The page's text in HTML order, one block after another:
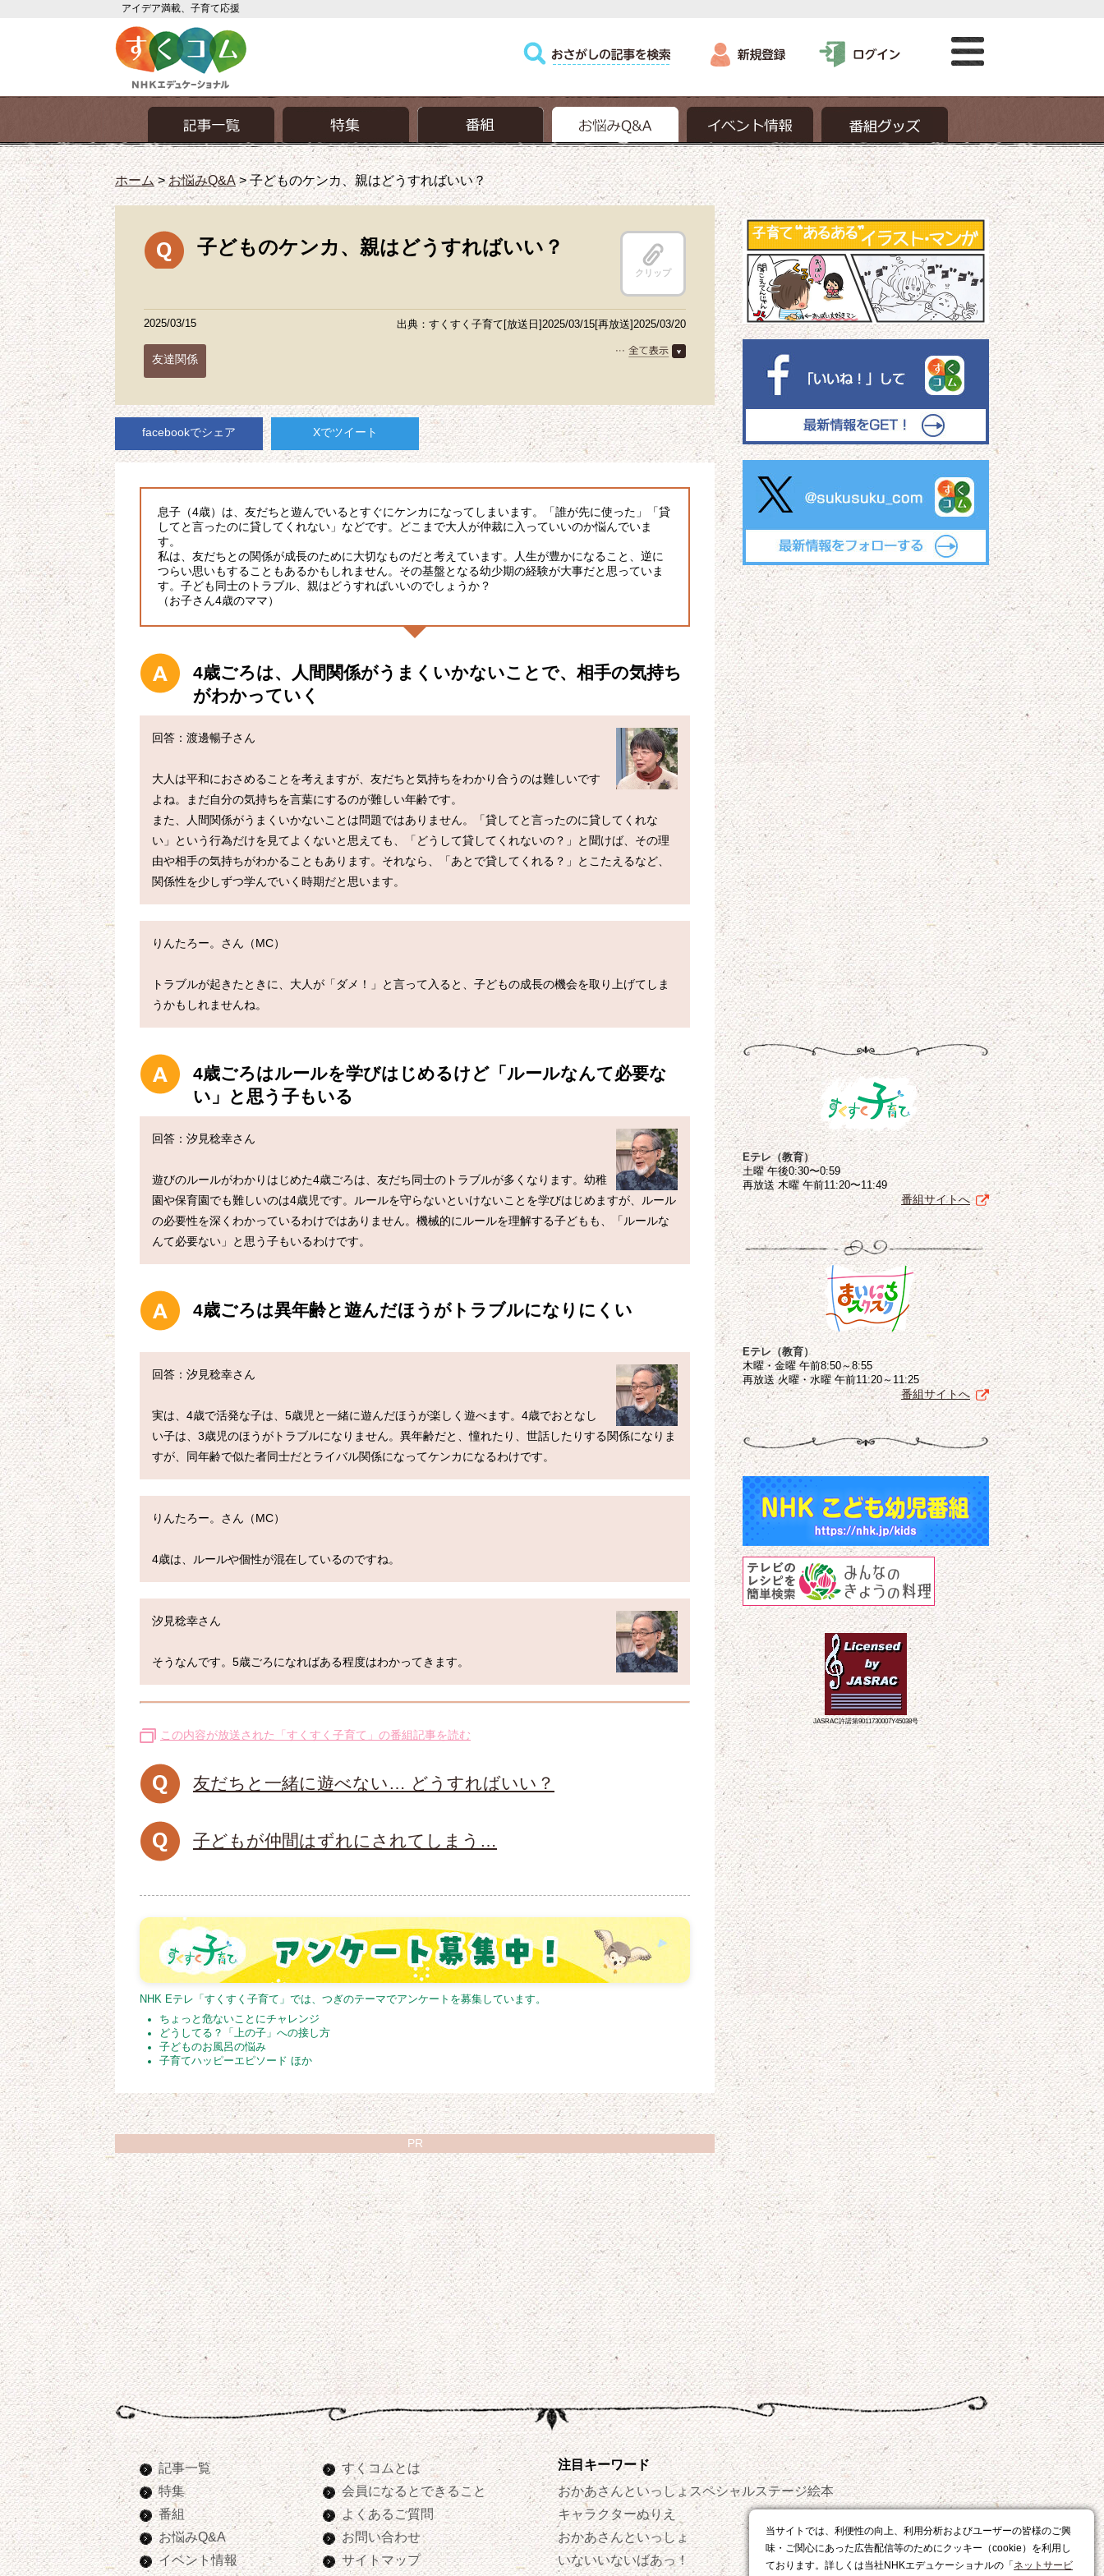
アイデア満載、子育て応援
当サイトでは、利便性の向上、利用分析およびユーザーの皆様のご興
味・ご関心にあった広告配信等のためにクッキー（cookie）を利用し
ております。詳しくは当社NHKエデュケーショナルの「 ネットサービ
ホーム>お悩みQ&A>子どものケンカ、親はどうすればいい？
子どものケンカ、親はどうすればいい？
クリップ
2025/03/15 出典：すくすく子育て[放送日]2025/03/15[再放送]2025/03/20
友達関係
facebookでシェア Xでツイート
息子（4歳）は、友だちと遊んでいるとすぐにケンカになってしまいます。「誰が先に使った」「貸
してと言ったのに貸してくれない」などです。どこまで大人が仲裁に入っていいのか悩んでいま
す。
私は、友だちとの関係が成長のために大切なものだと考えています。人生が豊かになること、逆に
つらい思いもすることもあるかもしれません。その基盤となる幼少期の経験が大事だと思っていま
す。子ども同士のトラブル、親はどうすればいいのでしょうか？
（お子さん4歳のママ）
4歳ごろは、人間関係がうまくいかないことで、相手の気持ち
がわかっていく
回答：渡邊暢子さん
大人は平和におさめることを考えますが、友だちと気持ちをわかり合うのは難しいです
よね。まだ自分の気持ちを言葉にするのが難しい年齢です。
また、人間関係がうまくいかないことは問題ではありません。「貸してと言ったのに貸してくれな
い」という行為だけを見てよくないと思えても、「どうして貸してくれないの？」と聞けば、その理
由や相手の気持ちがわかることもあります。それなら、「あとで貸してくれる？」とこたえるなど、
りんたろー。さん（MC）
トラブルが起きたときに、大人が「ダメ！」と言って入ると、子どもの成長の機会を取り上げてしま
4歳ごろはルールを学びはじめるけど「ルールなんて必要な
い」と思う子もいる
回答：汐見稔幸さん
遊びのルールがわかりはじめた4歳ごろは、友だち同士のトラブルが多くなります。幼稚
園や保育園でも難しいのは4歳児です。ルールを守らないといけないことを学びはじめますが、ルール
の必要性を深くわかっているわけではありません。機械的にルールを理解する子どもも、「ルールな
4歳ごろは異年齢と遊んだほうがトラブルになりにくい
回答：汐見稔幸さん
実は、4歳で活発な子は、5歳児と一緒に遊んだほうが楽しく遊べます。4歳でおとなし
い子は、3歳児のほうがトラブルになりません。異年齢だと、憧れたり、世話したりする関係になりま
りんたろー。さん（MC）
汐見稔幸さん
この内容が放送された「すくすく子育て」の番組記事を読む
友だちと一緒に遊べない… どうすればいい？
子どもが仲間はずれにされてしまう…
NHK Eテレ「すくすく子育て」では、つぎのテーマでアンケートを募集しています。
ちょっと危ないことにチャレンジ
どうしてる？「上の子」への接し方
子どものお風呂の悩み
子育てハッピーエピソード ほか
Eテレ（教育）
土曜 午後0:30〜0:59
再放送 木曜 午前11:20〜11:49
番組サイトへ
Eテレ（教育）
木曜・金曜 午前8:50～8:55
再放送 火曜・水曜 午前11:20～11:25
番組サイトへ
JASRAC許諾第9011730007Y45038号
PR
記事一覧
特集
番組
お悩みQ&A
イベント情報
すくコムとは
会員になるとできること
よくあるご質問
お問い合わせ
サイトマップ
注目キーワード
おかあさんといっしょスペシャルステージ
キャラクターぬりえ
おかあさんといっしょ
いないいないばあっ！
絵本
おやつ
レシピ